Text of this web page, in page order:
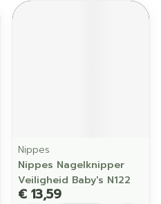
Nippes
Nippes Nagelknipper
Veiligheid Baby's N122
€ 13,59